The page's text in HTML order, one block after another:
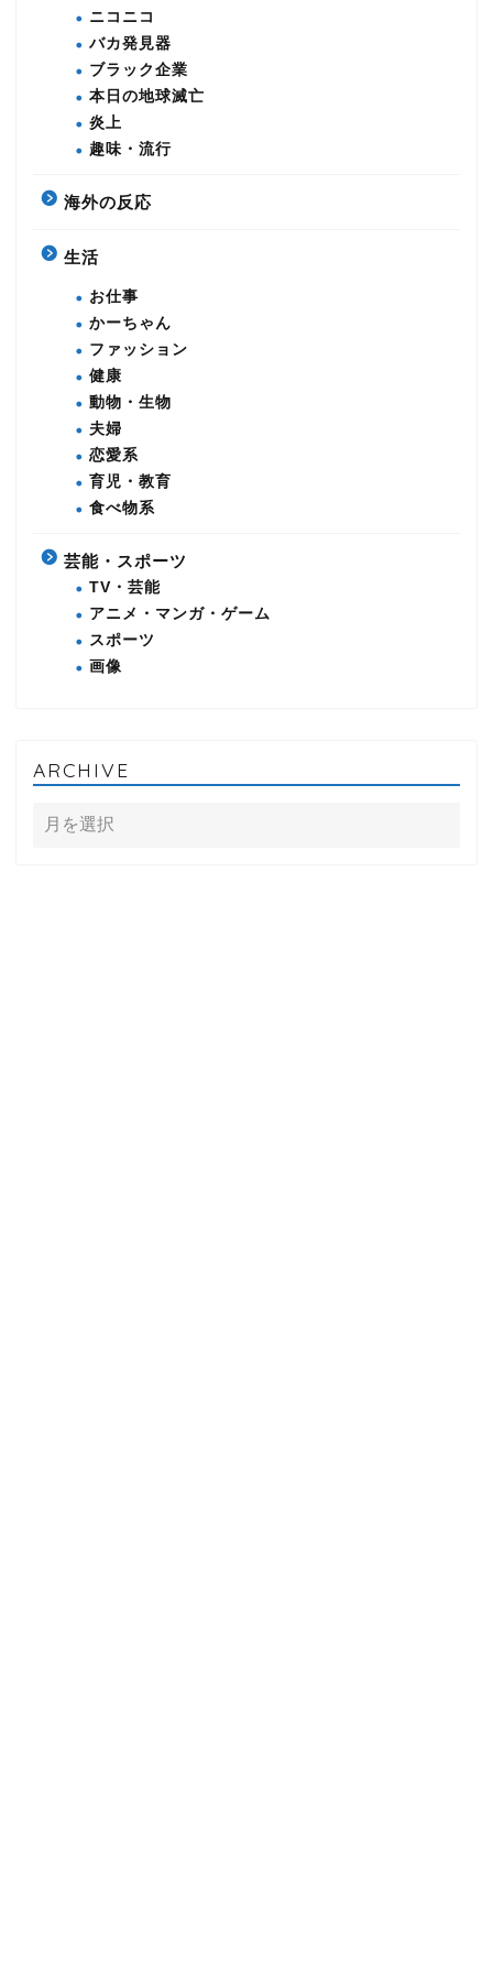
ニコニコ
バカ発見器
ブラック企業
本日の地球滅亡
炎上
趣味・流行
海外の反応
生活
お仕事
かーちゃん
ファッション
健康
動物・生物
夫婦
恋愛系
育児・教育
食べ物系
芸能・スポーツ
TV・芸能
アニメ・マンガ・ゲーム
スポーツ
画像
ARCHIVE